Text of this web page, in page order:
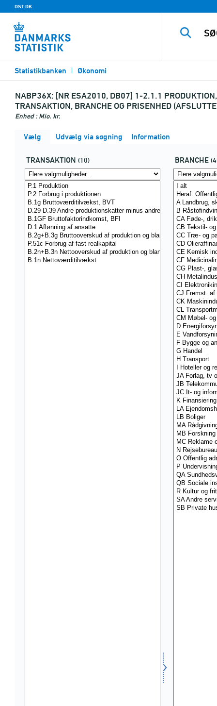
DST.DK
Statistikbanken Økonomi
NABP36X: [NR ESA2010, DB07] 1-2.1.1
TRANSAKTION, BRANCHE OG PRISENHED
Enhed : Mio. kr.
Vælg Udvælg via søgning Information
TRANSAKTION (10) BRANCHE